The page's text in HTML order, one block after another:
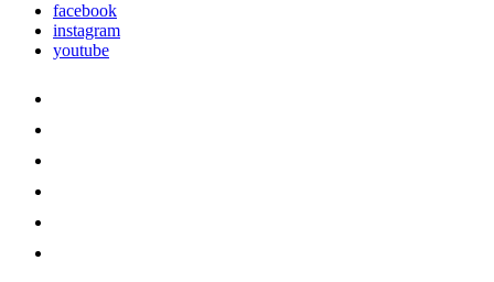
facebook
instagram
youtube